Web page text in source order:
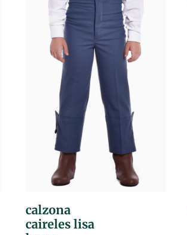
calzona
caireles lisa